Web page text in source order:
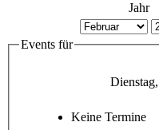
Jahr
Events für
Keine Termine